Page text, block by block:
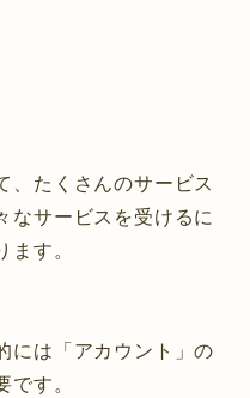
、たくさんのサービス
なサービスを受けるに
ます。
には「アカウント」の
です。